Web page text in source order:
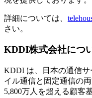
詳細については、
さい。
KDDI株式会社につ
KDDI は、日本の通信
イル通信と固定通信の
5,800万人を超える顧客